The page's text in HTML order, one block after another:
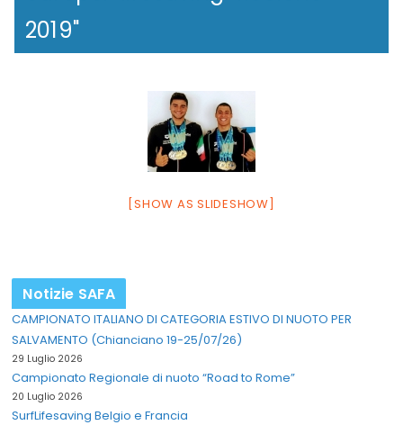
2019"
[SHOW AS SLIDESHOW]
Notizie SAFA
CAMPIONATO ITALIANO DI CATEGORIA ESTIVO DI NUOTO PER
SALVAMENTO (Chianciano 19-25/07/26)
29 Luglio 2026
Campionato Regionale di nuoto “Road to Rome”
20 Luglio 2026
SurfLifesaving Belgio e Francia